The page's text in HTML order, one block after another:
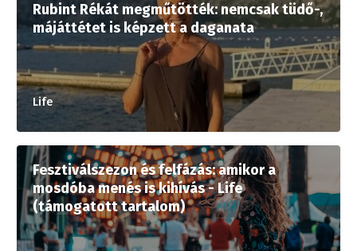
Rubint Rékát megműtötték: nemcsak tüdő-,
májáttétet is képzett a daganata
Life
Fesztiválszezon és felfázás: amikor a
mosdóba menés is kihívás - Life
(támogatott tartalom)